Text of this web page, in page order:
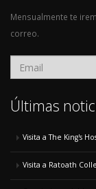
Mensualmente te
correo.
Últimas
Visita a The King's
Visita a Ratoath